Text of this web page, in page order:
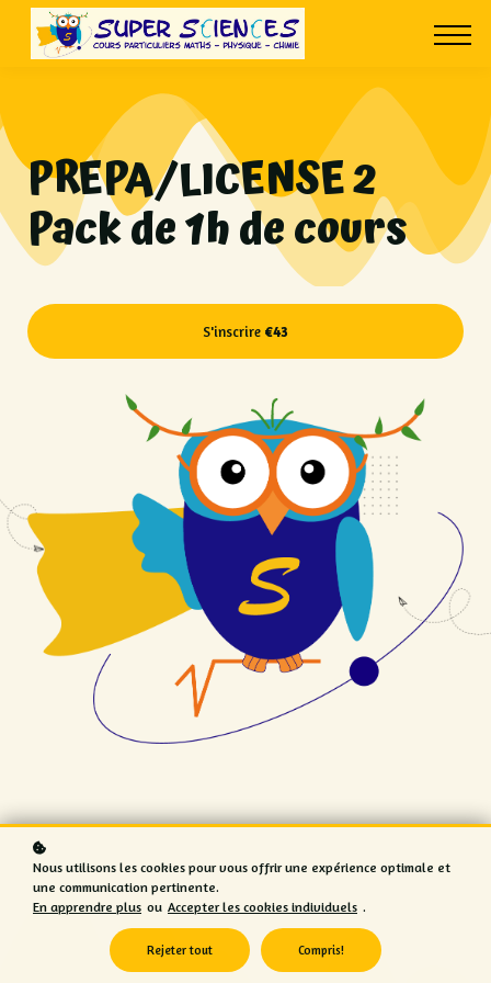
À PROPOS
CONNEXION
PREPA/LICENSE 2
Pack de 1h de cours
S'inscrire €43
Nous utilisons les cookies pour vous offrir une expérience optimale et
une communication pertinente.
En apprendre plus ou Accepter les cookies individuels .
Rejeter tout Compris!